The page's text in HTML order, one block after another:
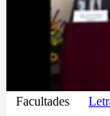
Facultades